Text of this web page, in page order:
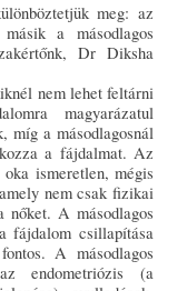
meg: az
a másodlagos
Dr Diksha
nem lehet feltárni
magyarázatul
míg a másodlagosnál
a fájdalmat. Az
ismeretlen, mégis
nem csak fizikai
A másodlagos
fájdalom csillapítása
A másodlagos
endometriózis (a